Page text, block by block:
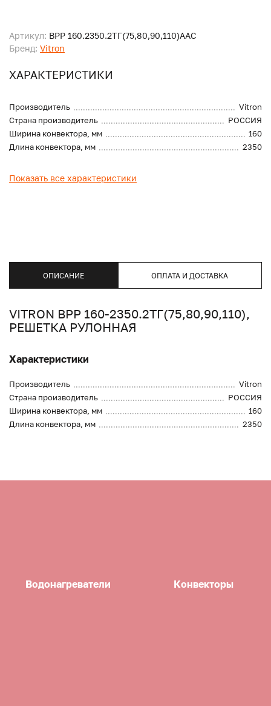
Артикул: ВРР 160.2350.2ТГ(75,80,90,110)ААС
Бренд: Vitron
ХАРАКТЕРИСТИКИ
Производитель
Vitron
Страна производитель
РОССИЯ
Ширина конвектора, мм
160
Длина конвектора, мм
2350
Показать все характеристики
ОПИСАНИЕ ОПЛАТА И ДОСТАВКА
VITRON ВРР 160-2350.2ТГ(75,80,90,110),
РЕШЕТКА РУЛОННАЯ
Характеристики
Производитель
Vitron
Страна производитель
РОССИЯ
Ширина конвектора, мм
160
Длина конвектора, мм
2350
Водонагреватели Конвекторы